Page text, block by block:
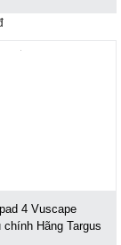
4 Vuscape
Hãng Targus